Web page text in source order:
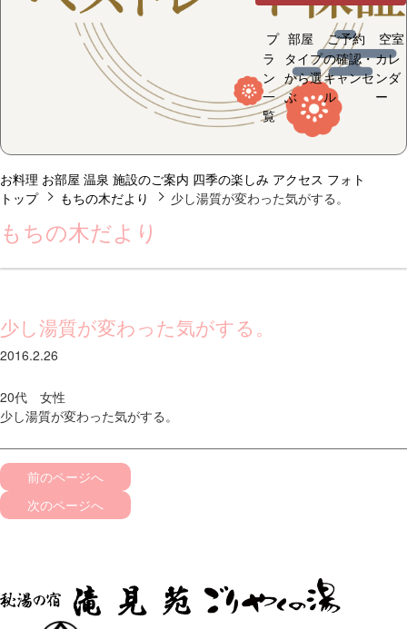
プ
ラ
ン
一
覧
部屋
タイプ
から選
ぶ
ご予約
の確認・
キャンセ
ル
空室
カレ
ンダ
ー
お料理 お部屋 温泉 施設のご案内 四季の楽しみ アクセス フォト
トップ
もちの木だより 少し湯質が変わった気がする。
もちの木だより
少し湯質が変わった気がする。
2016.2.26
20代 女性
少し湯質が変わった気がする。
前のページへ
次のページへ